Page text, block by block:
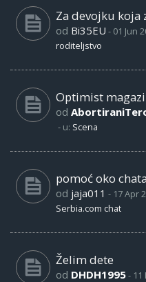
Za devojku koja
od Bi35EU - 01 Jun
roditeljstvo
Optimist
od
- u: Scena
pomoć oko chata
od jaja011 - 17 Apr
Serbia.com chat
Želim dete
od DHDH1995- 11